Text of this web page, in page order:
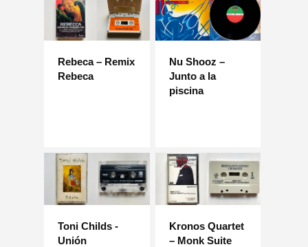
Rebeca – Remix
Rebeca
Nu Shooz –
Junto a la
piscina
Toni Childs -
Unión
Kronos Quartet
– Monk Suite